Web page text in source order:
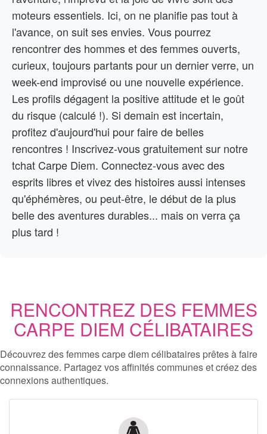
moteurs essentiels. Ici, on ne planifie pas tout à
l'avance, on suit ses envies. Vous pourrez
rencontrer des hommes et des femmes ouverts,
curieux, toujours partants pour un dernier verre, un
week-end improvisé ou une nouvelle expérience.
Les profils dégagent la positive attitude et le goût
du risque (calculé !). Si demain est incertain,
profitez d'aujourd'hui pour faire de belles
rencontres ! Inscrivez-vous gratuitement sur notre
tchat Carpe Diem. Connectez-vous avec des
esprits libres et vivez des histoires aussi intenses
qu'éphémères, ou peut-être, le début de la plus
belle des aventures durables... mais on verra ça
plus tard !
RENCONTREZ DES FEMMES
CARPE DIEM CÉLIBATAIRES
Découvrez des femmes carpe diem célibataires prêtes à faire
connaissance. Partagez vos affinités communes et créez des
connexions authentiques.